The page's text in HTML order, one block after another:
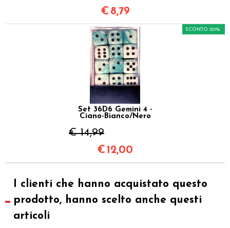
€ 8,79
Set 36D6 Gemini 4 -
Ciano-Bianco/Nero
€ 14,99
SCONTO 20%
€ 12,00
I clienti che hanno acquistato questo
prodotto, hanno scelto anche questi
articoli